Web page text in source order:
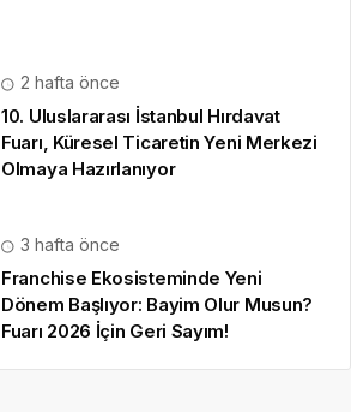
2 hafta önce
10. Uluslararası İstanbul Hırdavat
Fuarı, Küresel Ticaretin Yeni Merkezi
Olmaya Hazırlanıyor
3 hafta önce
Franchise Ekosisteminde Yeni
Dönem Başlıyor: Bayim Olur Musun?
Fuarı 2026 İçin Geri Sayım!